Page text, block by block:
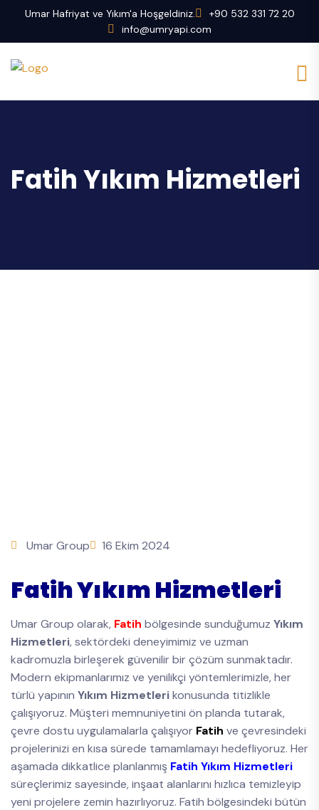
Umar Hafriyat ve Yıkım'a Hoşgeldiniz.
+90 532 331 72 20
info@umryapi.com
Fatih Yıkım Hizmetleri
Umar Group 16 Ekim 2024
Fatih Yıkım Hizmetleri
Umar Group olarak, Fatih bölgesinde sunduğumuz Yıkım
Hizmetleri, sektördeki deneyimimiz ve uzman
kadromuzla birleşerek güvenilir bir çözüm sunmaktadır.
Modern ekipmanlarımız ve yenilikçi yöntemlerimizle, her
türlü yapının Yıkım Hizmetlerikonusunda titizlikle
çalışıyoruz. Müşteri memnuniyetini ön planda tutarak,
çevre dostu uygulamalarla çalışıyor Fatih ve çevresindeki
projelerinizi en kısa sürede tamamlamayı hedefliyoruz. Her
aşamada dikkatlice planlanmış Fatih Yıkım Hizmetleri
süreçlerimiz sayesinde, inşaat alanlarını hızlıca temizleyip
yeni projelere zemin hazırlıyoruz. Fatih bölgesindeki bütün